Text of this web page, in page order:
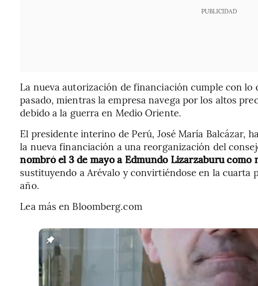
PUBLICIDAD
La nueva autorización de financiación cumple con lo
pasado, mientras la empresa navega por los altos
debido a la guerra en Medio Oriente.
El presidente interino de Perú, José María Balcázar,
la nueva financiación a una reorganización del
nombró el 3 de mayo a Edmundo Lizarzaburu como
sustituyendo a Arévalo y convirtiéndose en la cuarta
año.
Lea más en Bloomberg.com